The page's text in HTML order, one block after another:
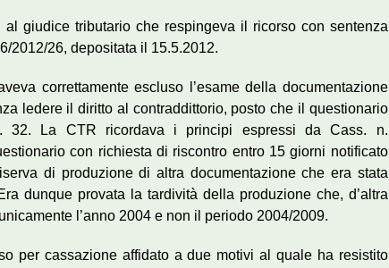
al giudice tributario che respingeva il ricorso con sentenza
2012/26, depositata il 15.5.2012.
correttamente escluso l’esame della documentazione
ledere il diritto al contraddittorio, posto che il questionario
32. La CTR ricordava i principi espressi da Cass. n.
con richiesta di riscontro entro 15 giorni notificato
di produzione di altra documentazione che era stata
dunque provata la tardività della produzione che, d’altra
l’anno 2004 e non il periodo 2004/2009.
per cassazione affidato a due motivi al quale ha resistito